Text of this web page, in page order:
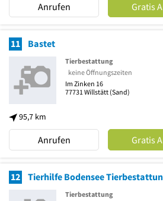
Anrufen Gratis
11 Bastet
95,7 km
Tierbestattung
keine Öffnungszeiten
Im Zinken 16
77731 Willstätt (Sand)
Anrufen Gratis
12 Tierhilfe Bodensee
Tierbestattung